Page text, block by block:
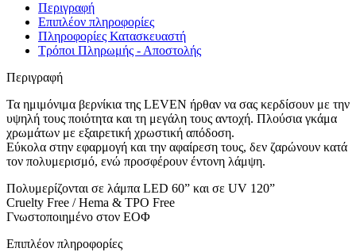
Περιγραφή
Επιπλέον πληροφορίες
Πληροφορίες Κατασκευαστή
Τρόποι Πληρωμής - Αποστολής
Περιγραφή
Τα ημιμόνιμα βερνίκια της LEVEN ήρθαν να σας κερδίσουν με την
υψηλή τους ποιότητα και τη μεγάλη τους αντοχή. Πλούσια γκάμα
χρωμάτων με εξαιρετική χρωστική απόδοση.
Εύκολα στην εφαρμογή και την αφαίρεση τους, δεν ζαρώνουν κατά
τον πολυμερισμό, ενώ προσφέρουν έντονη λάμψη.
Πολυμερίζονται σε λάμπα LED 60” και σε UV 120”
Cruelty Free / Hema & TPO Free
Γνωστοποιημένο στον ΕΟΦ
Επιπλέον πληροφορίες